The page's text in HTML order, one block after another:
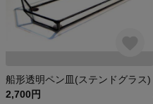
船形透明ペン皿(ステンドグラス)
2,700円